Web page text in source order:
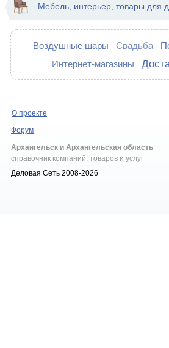
Мебель, интерьер, товары для
Воздушные шары Свадьба
Интернет-магазины
О проекте
Форум
Архангельск и Архангельская область
справочник компаний, товаров и услуг
Деловая Сеть 2008-2026